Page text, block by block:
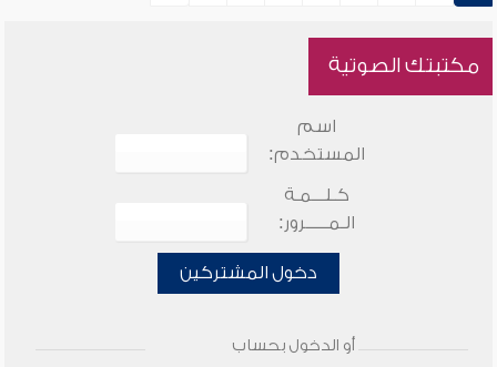
مكتبتك الصوتية
اسم
المستخدم:
كـلـــمـة
الـمـــــرور:
دخول المشتركين
أو الدخول بحساب